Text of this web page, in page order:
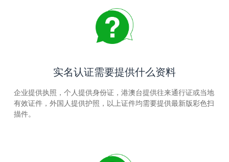
实名认证需要提供什么资料
企业提供执照，个人提供身份证，港澳台提供往来通行证或当地
有效证件，外国人提供护照，以上证件均需要提供最新版彩色扫
描件。